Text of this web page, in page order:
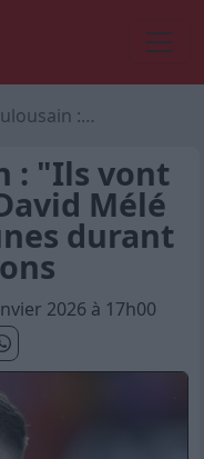
Mélé lucide sur les jeunes durant les doublons
: "Ils vont
Mélé
durant
2026 à 17h00